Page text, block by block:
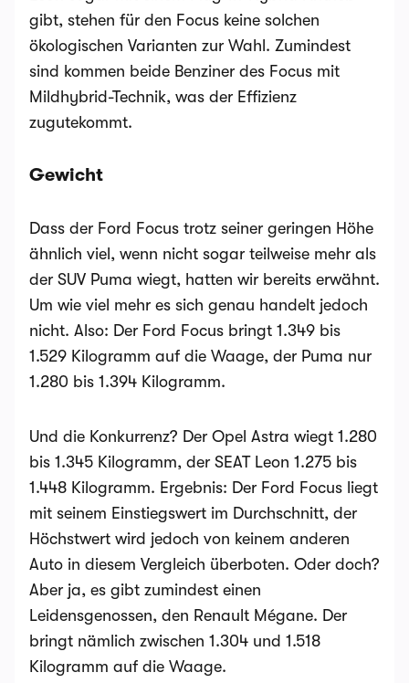
gibt, stehen für den Focus keine solchen
ökologischen Varianten zur Wahl. Zumindest
sind kommen beide Benziner des Focus mit
Mildhybrid-Technik, was der Effizienz
zugutekommt.
Gewicht
Dass der Ford Focus trotz seiner geringen Höhe
ähnlich viel, wenn nicht sogar teilweise mehr als
der SUV Puma wiegt, hatten wir bereits erwähnt.
Um wie viel mehr es sich genau handelt jedoch
nicht. Also: Der Ford Focus bringt 1.349 bis
1.529 Kilogramm auf die Waage, der Puma nur
1.280 bis 1.394 Kilogramm.
Und die Konkurrenz? Der Opel Astra wiegt 1.280
bis 1.345 Kilogramm, der SEAT Leon 1.275 bis
1.448 Kilogramm. Ergebnis: Der Ford Focus liegt
mit seinem Einstiegswert im Durchschnitt, der
Höchstwert wird jedoch von keinem anderen
Auto in diesem Vergleich überboten. Oder doch?
Aber ja, es gibt zumindest einen
Leidensgenossen, den Renault Mégane. Der
bringt nämlich zwischen 1.304 und 1.518
Kilogramm auf die Waage.